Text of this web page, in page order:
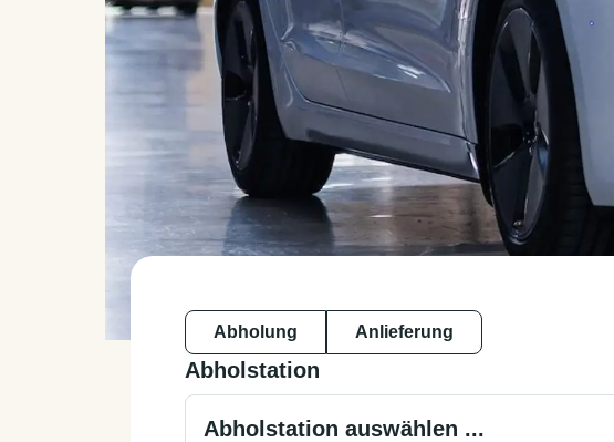
Abholung Anlieferung
Abholstation
Abholstation auswählen ...